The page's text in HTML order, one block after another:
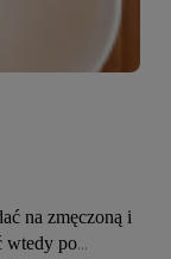
na zmęczoną i
wtedy po